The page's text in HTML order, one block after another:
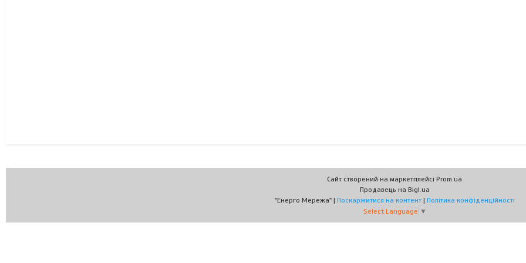
Сайт створений на маркетплейсі Prom.ua
Продавець на Bigl.ua
"Енерго Мережа" | Поскаржитися на контент | Політика конфіденційності
Select Language ▼